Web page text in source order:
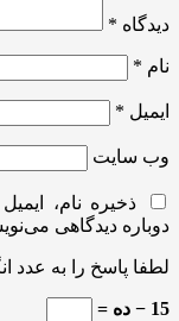
دیدگاه *
نام *
ایمیل *
وب‌ سایت
ذخیره نام،
دوباره دیدگاهی
لطفا پاسخ را به عدد
15 − ده =